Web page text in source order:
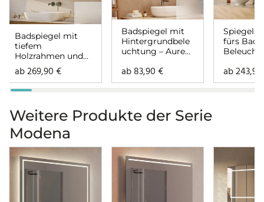
Badspiegel mit
tiefem
Holzrahmen und
Beleuchtung –
Lenora links oben
rechts
ab269,90€
Badspiegel mit
Hintergrundbele
uchtung – Aurea
ab83,90€
fürs Bad
rechts
ab243,90
Weitere Produkte der Serie
Modena